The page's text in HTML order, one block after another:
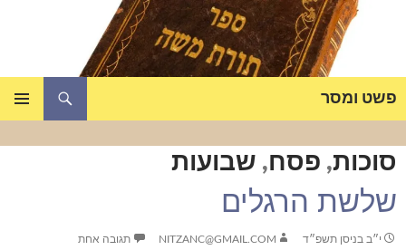
פשט ומסר
סוכות, פסח, שבועות
שלשת הרגלים
י״ב בניסן תשפ״ד NITZANC@GMAIL.COM תגובה אחת